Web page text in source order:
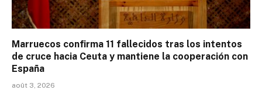
Marruecos confirma 11 fallecidos tras los intentos
de cruce hacia Ceuta y mantiene la cooperación con
España
août 3, 2026